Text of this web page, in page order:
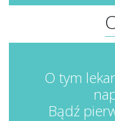
O tym
Bądź